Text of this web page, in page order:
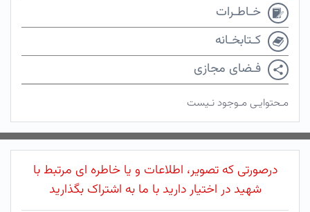
خـاطـرات
کـتابخـانه
فـضای مجازی
مـحتوایـی مـوجود نـیست
درصورتی که تصویر، اطلاعات و یا خاطره ای مرتبط با
شهید در اختیار دارید با ما به اشتراک بگذارید